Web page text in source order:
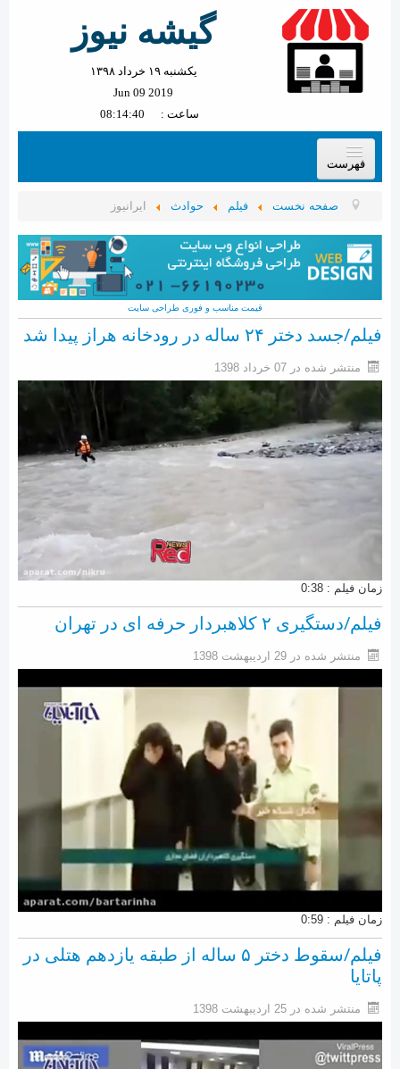
گیشه نیوز
یکشنبه ۱۹ خرداد ۱۳۹۸
Jun 09 2019
ساعت :
08:14:43
فهرست
بین الملل
حوادث
استخدام
اقتصادی
تحولات منطقه
سایر رسانه ها
شایعات فضای مجازی
صفحه نخست فیلم حوادث ایرانیوز
قیمت مناسب و فوریطراحی سایت
فیلم/جسد دختر ۲۴ ساله در رودخانه هراز پیدا شد
منتشر شده در 07 خرداد 1398
زمان فیلم : 0:38
فیلم/دستگیری ۲ کلاهبردار حرفه ای در تهران
منتشر شده در 29 ارديبهشت 1398
زمان فیلم : 0:59
فیلم/سقوط دختر ۵ ساله‌ از طبقه یازدهم هتلی در
پاتایا
منتشر شده در 25 ارديبهشت 1398